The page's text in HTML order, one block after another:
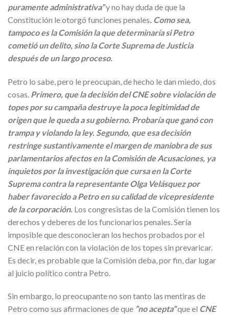
puramente administrativa”y no hay duda de que la
Constitución le otorgó funciones penales. Como sea,
tampoco es la Comisión la que determinaría si Petro
cometió un delito, sino la Corte Suprema de Justicia
después de un largo proceso.
Petro lo sabe, pero le preocupan, de hecho le dan miedo, dos
cosas. Primero, que la decisión del CNE sobre violación de
topes por su campaña destruye la poca legitimidad de
origen que le queda a su gobierno. Probaría que ganó con
trampa y violando la ley. Segundo, que esa decisión
restringe sustantivamente el margen de maniobra de sus
parlamentarios afectos en la Comisión de Acusaciones, ya
inquietos por la investigación que cursa en la Corte
Suprema contra la representante Olga Velásquez por
haber favorecido a Petro en su calidad de vicepresidente
de la corporación. Los congresistas de la Comisión tienen los
derechos y deberes de los funcionarios penales. Sería
imposible que desconocieran los hechos probados por el
CNE en relación con la violación de los topes sin prevaricar.
Es decir, es probable que la Comisión deba, por fin, dar lugar
al juicio político contra Petro.
Sin embargo, lo preocupante no son tanto las mentiras de
Petro como sus afirmaciones de que “no acepta”que el CNE